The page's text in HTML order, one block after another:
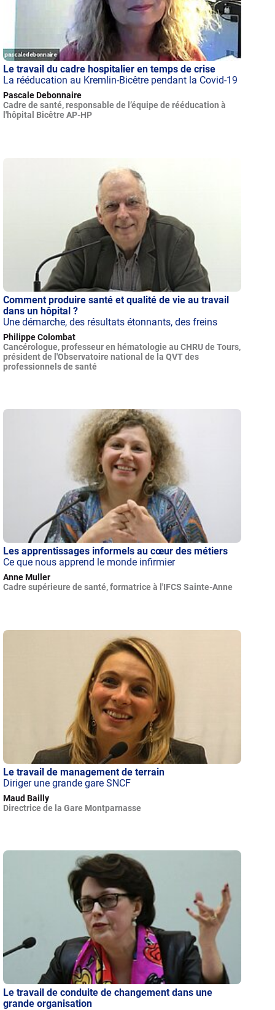
Le travail du cadre hospitalier en temps de crise
La rééducation au Kremlin-Bicêtre pendant la Covid-19
Pascale Debonnaire
Cadre de santé, responsable de l’équipe de rééducation à
l'hôpital Bicêtre AP-HP
Comment produire santé et qualité de vie au travail
dans un hôpital ?
Une démarche, des résultats étonnants, des freins
Philippe Colombat
Cancérologue, professeur en hématologie au CHRU de Tours,
président de l'Observatoire national de la QVT des
professionnels de santé
Les apprentissages informels au cœur des métiers
Ce que nous apprend le monde infirmier
Anne Muller
Cadre supérieure de santé, formatrice à l'IFCS Sainte-Anne
Le travail de management de terrain
Diriger une grande gare SNCF
Maud Bailly
Directrice de la Gare Montparnasse
Le travail de conduite de changement dans une
grande organisation